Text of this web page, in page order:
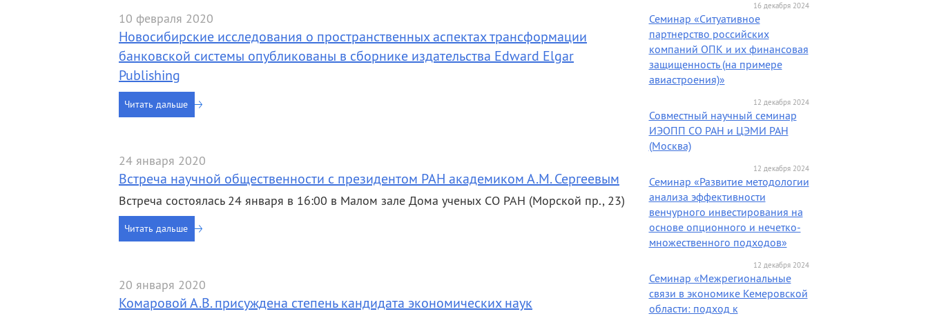
10 февраля 2020
Новосибирские исследования о пространственных аспектах трансформации
банковской системы опубликованы в сборнике издательства Edward Elgar
Publishing
Читать дальше
24 января 2020
Встреча научной общественности с президентом РАН академиком А.М. Сергеевым
Встреча состоялась 24 января в 16:00 в Малом зале Дома ученых СО РАН (Морской пр., 23)
Читать дальше
20 января 2020
Комаровой А.В. присуждена степень кандидата экономических наук
16 декабря 2024
Семинар «Ситуативное
партнерство российских
компаний ОПК и их финансовая
защищенность (на примере
авиастроения)»
12 декабря 2024
Совместный научный семинар
ИЭОПП СО РАН и ЦЭМИ РАН
(Москва)
12 декабря 2024
Семинар «Развитие методологии
анализа эффективности
венчурного инвестирования на
основе опционного и нечетко-
множественного подходов»
12 декабря 2024
Семинар «Межрегиональные
связи в экономике Кемеровской
области: подход к